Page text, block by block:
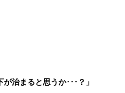
が治まると思うか･･･？」